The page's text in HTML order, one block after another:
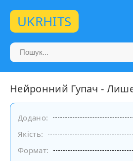
UKRHITS
Нейронний Гупач - Лише
Додано:
Якість:
Формат: